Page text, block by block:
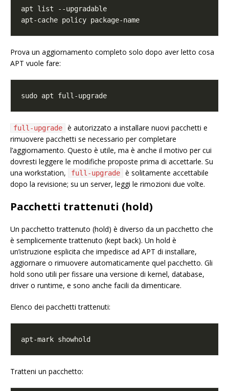
Prova un aggiornamento completo solo dopo aver letto cosa
APT vuole fare:
full-upgrade
è autorizzato a installare nuovi pacchetti e
rimuovere pacchetti se necessario per completare
l’aggiornamento. Questo è utile, ma è anche il motivo per cui
dovresti leggere le modifiche proposte prima di accettarle. Su
una workstation,
full-upgrade
è solitamente accettabile
dopo la revisione; su un server, leggi le rimozioni due volte.
Pacchetti trattenuti (hold)
Un pacchetto trattenuto (hold) è diverso da un pacchetto che
è semplicemente trattenuto (kept back). Un hold è
un’istruzione esplicita che impedisce ad APT di installare,
aggiornare o rimuovere automaticamente quel pacchetto. Gli
hold sono utili per fissare una versione di kernel, database,
driver o runtime, e sono anche facili da dimenticare.
Elenco dei pacchetti trattenuti:
Tratteni un pacchetto: